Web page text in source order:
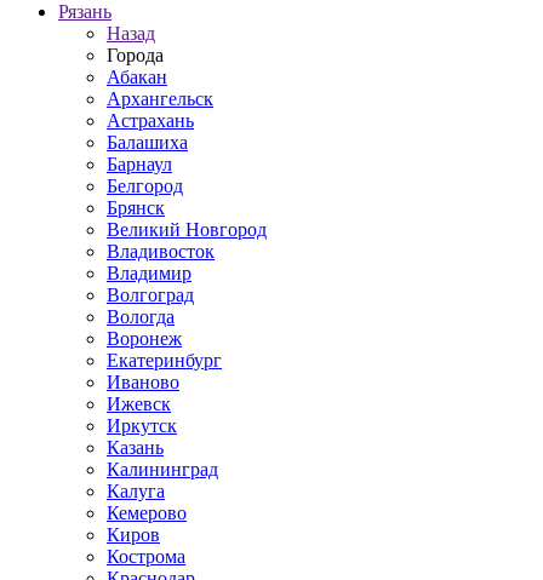
Рязань
Назад
Города
Абакан
Архангельск
Астрахань
Балашиха
Барнаул
Белгород
Брянск
Великий Новгород
Владивосток
Владимир
Волгоград
Вологда
Воронеж
Екатеринбург
Иваново
Ижевск
Иркутск
Казань
Калининград
Калуга
Кемерово
Киров
Кострома